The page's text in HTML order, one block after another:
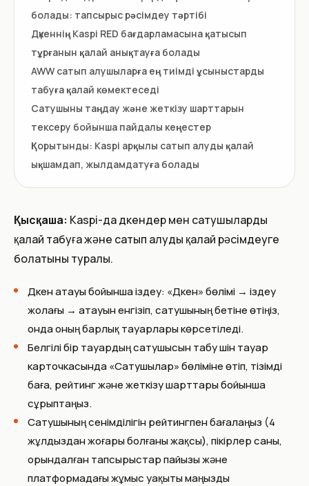
болады: тапсырыс рәсімдеу тәртібі
Дүкеннің Kaspi RED бағдарламасына қатысып
тұрғанын қалай анықтауға болады
AWW сатып алушыларға ең тиімді ұсыныстарды
табуға қалай көмектеседі
Сатушыны таңдау және жеткізу шарттарын
тексеру бойынша пайдалы кеңестер
Қорытынды: Kaspi арқылы сатып алуды қалай
ықшамдап, жылдамдатуға болады
Қысқаша: Kaspi-да дүкендер мен сатушыларды
қалай табуға және сатып алуды қалай рәсімдеуге
болатыны туралы.
Дүкен атауы бойынша іздеу: «Дүкен» бөлімі → іздеу
жолағы → атауын енгізіп, сатушының бетіне өтіңіз,
онда оның барлық тауарлары көрсетіледі.
Белгілі бір тауардың сатушысын табу үшін тауар
карточкасында «Сатушылар» бөліміне өтіп, тізімді
баға, рейтинг және жеткізу шарттары бойынша
сұрыптаңыз.
Сатушының сенімділігін рейтингпен бағалаңыз (4
жұлдыздан жоғары болғаны жақсы), пікірлер саны,
орындалған тапсырыстар пайызы және
платформадағы жұмыс уақыты маңызды